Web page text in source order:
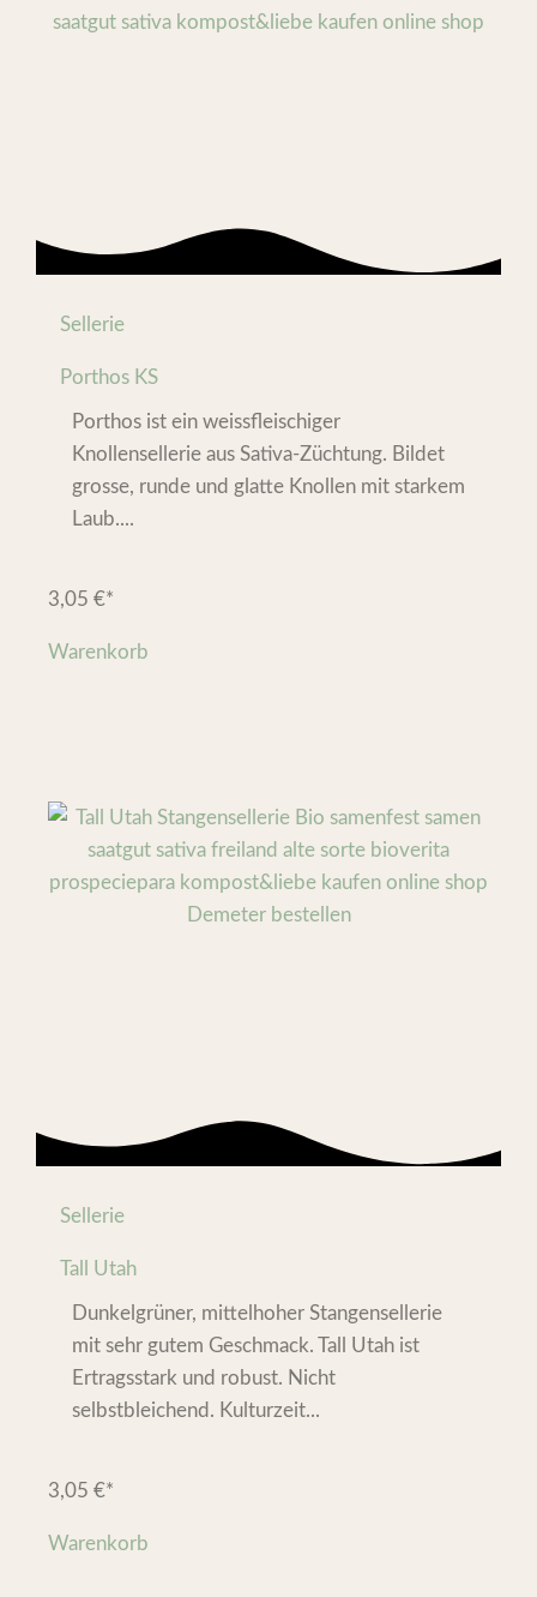
Sellerie
Porthos KS
Porthos ist ein weissfleischiger
Knollensellerie aus Sativa-Züchtung. Bildet
grosse, runde und glatte Knollen mit starkem
Laub....
3,05 €*
Warenkorb
Sellerie
Tall Utah
Dunkelgrüner, mittelhoher Stangensellerie
mit sehr gutem Geschmack. Tall Utah ist
Ertragsstark und robust. Nicht
selbstbleichend. Kulturzeit...
3,05 €*
Warenkorb